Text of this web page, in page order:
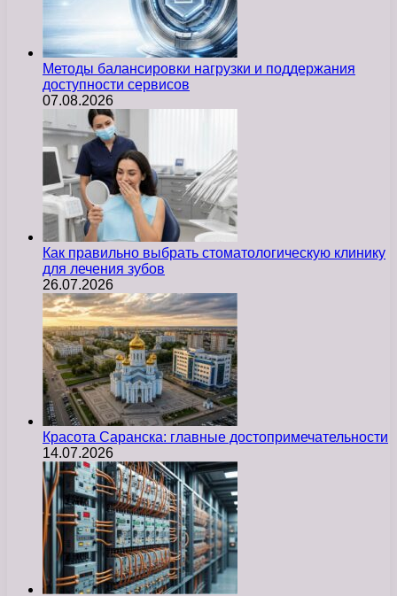
Методы балансировки нагрузки и поддержания
доступности сервисов
07.08.2026
Как правильно выбрать стоматологическую клинику
для лечения зубов
26.07.2026
Красота Саранска: главные достопримечательности
14.07.2026